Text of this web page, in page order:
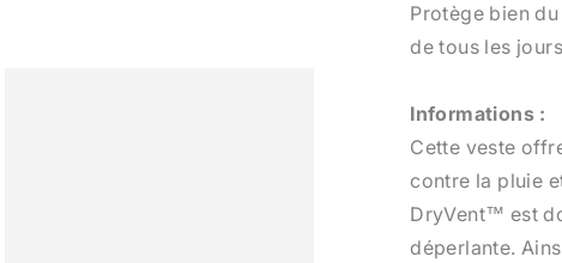
Protège bien
de tous les
Informations :
Cette veste
contre la pluie
DryVent™ est
déperlante.